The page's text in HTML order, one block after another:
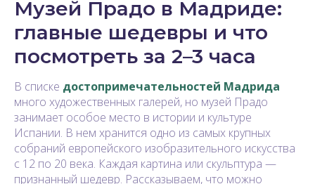
Музей Прадо в Мадриде:
главные шедевры и что
посмотреть за 2–3 часа
В списке достопримечательностей Мадрида
много художественных галерей, но музей Прадо
занимает особое место в истории и культуре
Испании. В нем хранится одно из самых крупных
собраний европейского изобразительного искусства
с 12 по 20 века. Каждая картина или скульптура —
признанный шедевр. Рассказываем, что можно